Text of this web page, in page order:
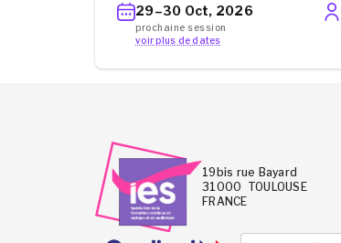
29–30 Oct, 2026
prochaine session
voir plus de dates
19bis rue Bayard
31000 TOULOUSE
FRANCE